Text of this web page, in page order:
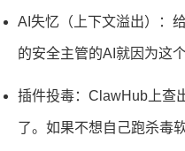
AI失忆（上下文溢出）：
的安全主管的AI就因为这
插件投毒：ClawHub上查
了。如果不想自己跑杀毒